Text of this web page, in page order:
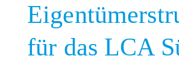
für das LCA